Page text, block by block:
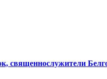
священнослужители